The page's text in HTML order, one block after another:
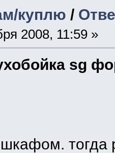
куплю /
2008, 11:59 »
sg
тогда